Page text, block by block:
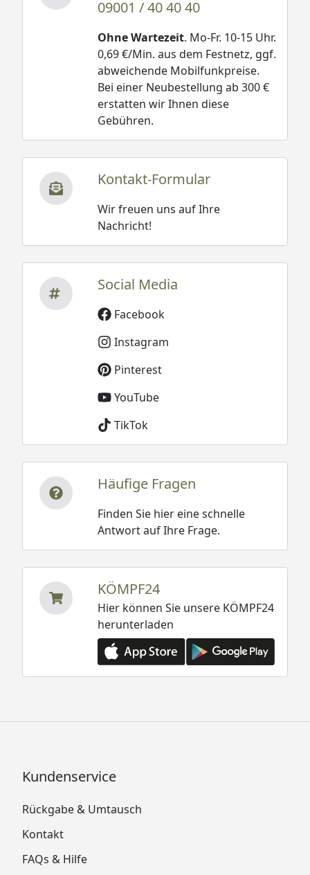
09001 / 40 40 40
Ohne Wartezeit. Mo-Fr. 10-15 Uhr.
0,69 €/Min. aus dem Festnetz, ggf.
abweichende Mobilfunkpreise.
Bei einer Neubestellung ab 300 €
erstatten wir Ihnen diese
Gebühren.
Kontakt-Formular
Wir freuen uns auf Ihre
Nachricht!
Social Media
Facebook
Instagram
Pinterest
YouTube
TikTok
Häufige Fragen
Finden Sie hier eine schnelle
Antwort auf Ihre Frage.
KÖMPF24
Hier können Sie unsere KÖMPF24
herunterladen
Kundenservice
Rückgabe & Umtausch
Kontakt
FAQs & Hilfe